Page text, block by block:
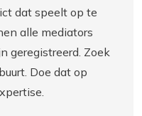
dat speelt op te
alle mediators
geregistreerd. Zoek
Doe dat op